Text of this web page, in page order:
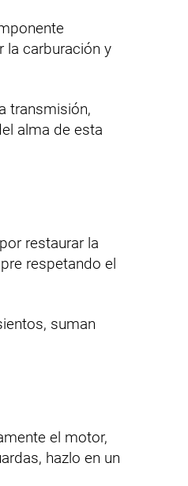
la carburación y
transmisión,
alma de esta
restaurar la
respetando el
suman
el motor,
hazlo en un